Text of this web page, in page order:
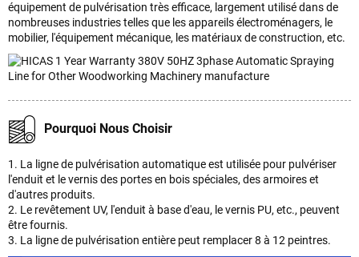
équipement de pulvérisation très efficace, largement utilisé dans de
nombreuses industries telles que les appareils électroménagers, le
mobilier, l'équipement mécanique, les matériaux de construction, etc.
Pourquoi Nous Choisir
1. La ligne de pulvérisation automatique est utilisée pour pulvériser
l'enduit et le vernis des portes en bois spéciales, des armoires et
d'autres produits.
2. Le revêtement UV, l'enduit à base d'eau, le vernis PU, etc., peuvent
être fournis.
3. La ligne de pulvérisation entière peut remplacer 8 à 12 peintres.